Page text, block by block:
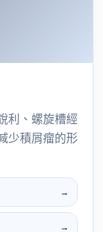
利、螺旋槽經
少積屑瘤的形